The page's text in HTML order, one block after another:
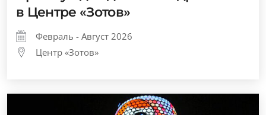
в Центре «Зотов»
Февраль - Август 2026
Центр «Зотов»